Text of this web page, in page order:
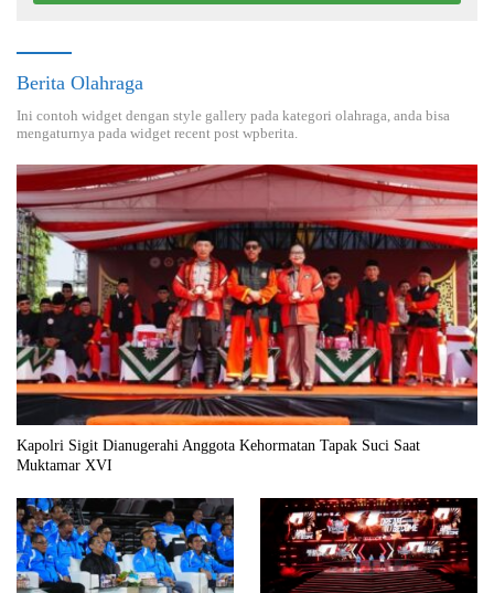
Berita Olahraga
Ini contoh widget dengan style gallery pada kategori olahraga, anda bisa
mengaturnya pada widget recent post wpberita.
Kapolri Sigit Dianugerahi Anggota Kehormatan Tapak Suci Saat
Muktamar XVI